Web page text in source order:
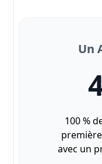
Un
100 %
avec un